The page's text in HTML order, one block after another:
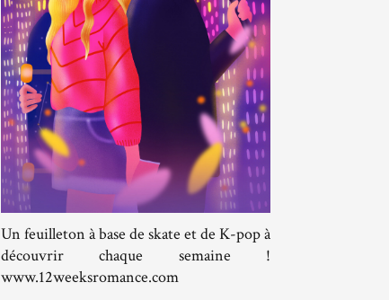
Un feuilleton à base de skate et de K-pop à
découvrir chaque semaine !
www.12weeksromance.com